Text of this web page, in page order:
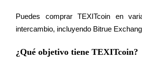
¡Hasta un 65% de comisiones!
Puedes comprar TEXITcoin en
intercambio, incluyendo Bitrue
¿Qué objetivo tiene TEXITcoin?